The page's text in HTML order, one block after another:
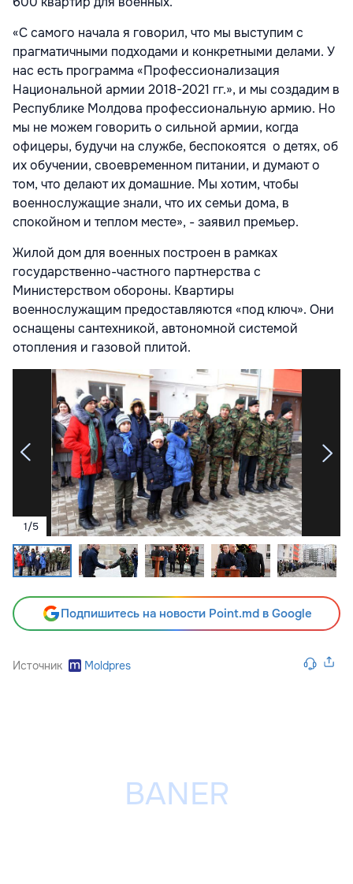
«С самого начала я говорил, что мы выступим с
прагматичными подходами и конкретными делами. У
нас есть программа «Профессионализация
Национальной армии 2018-2021 гг.», и мы создадим в
Республике Молдова профессиональную армию. Но
мы не можем говорить о сильной армии, когда
офицеры, будучи на службе, беспокоятся о детях, об
их обучении, своевременном питании, и думают о
том, что делают их домашние. Мы хотим, чтобы
военнослужащие знали, что их семьи дома, в
спокойном и теплом месте», - заявил премьер.
Жилой дом для военных построен в рамках
государственно-частного партнерства с
Министерством обороны. Квартиры
военнослужащим предоставляются «под ключ». Они
оснащены сантехникой, автономной системой
отопления и газовой плитой.
1/5
Подпишитесь на новости Point.md в Google
Источник Moldpres